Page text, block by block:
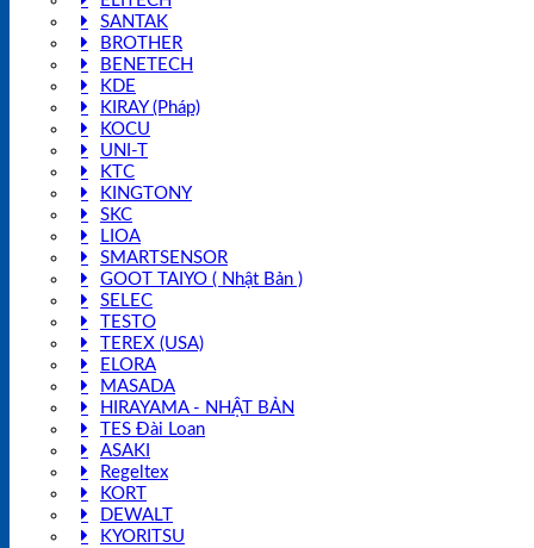
SANTAK
BROTHER
BENETECH
KDE
KIRAY (Pháp)
KOCU
UNI-T
KTC
KINGTONY
SKC
LIOA
SMARTSENSOR
GOOT TAIYO ( Nhật Bản )
SELEC
TESTO
TEREX (USA)
ELORA
MASADA
HIRAYAMA - NHẬT BẢN
TES Đài Loan
ASAKI
Regeltex
KORT
DEWALT
KYORITSU